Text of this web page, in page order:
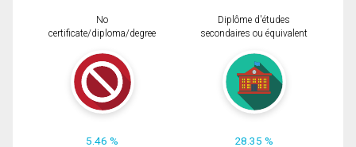
No
certificate/diploma/degree
5.46 %
Diplôme d'études
secondaires ou équivalent
28.35 %